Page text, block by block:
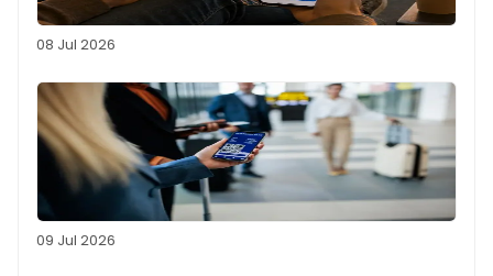
08 Jul 2026
09 Jul 2026